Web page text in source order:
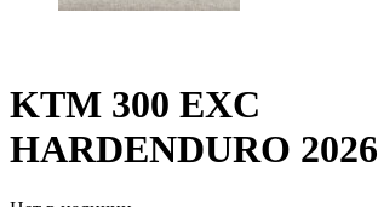
KTM 300 EXC
HARDENDURO 2026